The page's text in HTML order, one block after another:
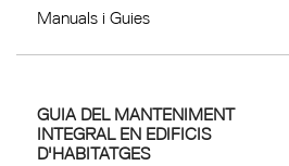
Manuals i Guies
GUIA DEL MANTENIMENT
INTEGRAL EN EDIFICIS
D'HABITATGES